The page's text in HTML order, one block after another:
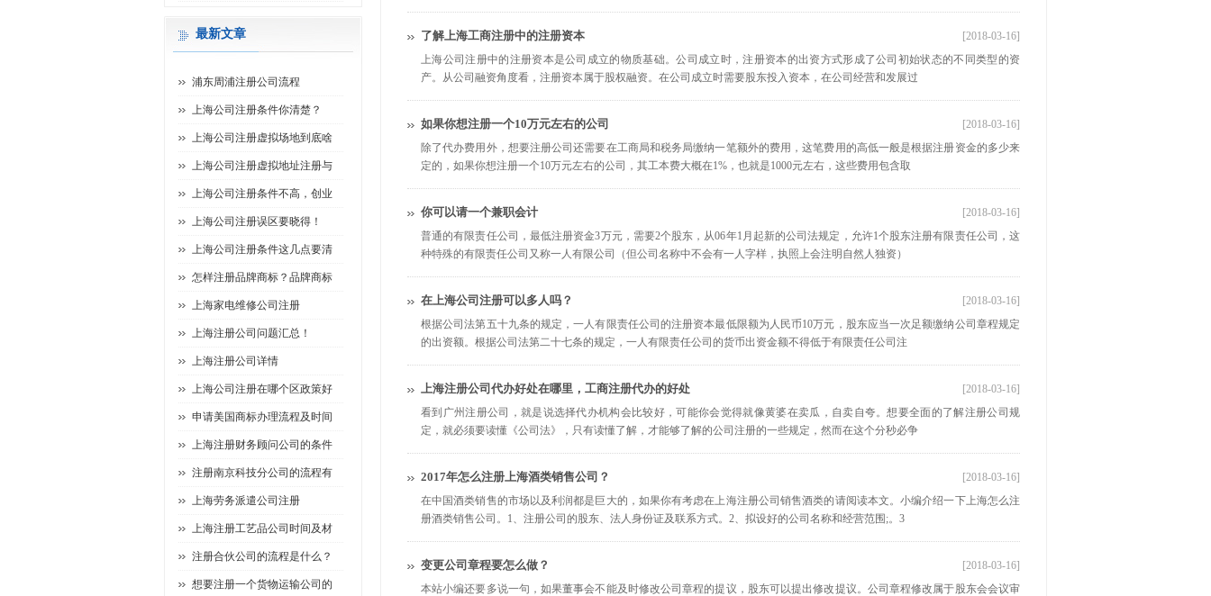
了解上海工商注册中的注册资本
[2018-03-16]
上海公司注册中的注册资本是公司成立的物质基础。公司成立时，注册资本的出资方式形成了公司初始状态的不同类型的资
产。从公司融资角度看，注册资本属于股权融资。在公司成立时需要股东投入资本，在公司经营和发展过
如果你想注册一个10万元左右的公司
[2018-03-16]
除了代办费用外，想要注册公司还需要在工商局和税务局缴纳一笔额外的费用，这笔费用的高低一般是根据注册资金的多少来
定的，如果你想注册一个10万元左右的公司，其工本费大概在1%，也就是1000元左右，这些费用包含取
你可以请一个兼职会计
[2018-03-16]
普通的有限责任公司，最低注册资金3万元，需要2个股东，从06年1月起新的公司法规定，允许1个股东注册有限责任公司，这
种特殊的有限责任公司又称一人有限公司（但公司名称中不会有一人字样，执照上会注明自然人独资）
在上海公司注册可以多人吗？
[2018-03-16]
根据公司法第五十九条的规定，一人有限责任公司的注册资本最低限额为人民币10万元，股东应当一次足额缴纳公司章程规定
的出资额。根据公司法第二十七条的规定，一人有限责任公司的货币出资金额不得低于有限责任公司注
上海注册公司代办好处在哪里，工商注册代办的好处
[2018-03-16]
看到广州注册公司，就是说选择代办机构会比较好，可能你会觉得就像黄婆在卖瓜，自卖自夸。想要全面的了解注册公司规
定，就必须要读懂《公司法》，只有读懂了解，才能够了解的公司注册的一些规定，然而在这个分秒必争
2017年怎么注册上海酒类销售公司？
[2018-03-16]
在中国酒类销售的市场以及利润都是巨大的，如果你有考虑在上海注册公司销售酒类的请阅读本文。小编介绍一下上海怎么注
册酒类销售公司。1、注册公司的股东、法人身份证及联系方式。2、拟设好的公司名称和经营范围;。3
变更公司章程要怎么做？
[2018-03-16]
本站小编还要多说一句，如果董事会不能及时修改公司章程的提议，股东可以提出修改提议。公司章程修改属于股东会会议审
最新文章
浦东周浦注册公司流程
上海公司注册条件你清楚？
上海公司注册虚拟场地到底啥
上海公司注册虚拟地址注册与
上海公司注册条件不高，创业
上海公司注册误区要晓得！
上海公司注册条件这几点要清
怎样注册品牌商标？品牌商标
上海家电维修公司注册
上海注册公司问题汇总！
上海注册公司详情
上海公司注册在哪个区政策好
申请美国商标办理流程及时间
上海注册财务顾问公司的条件
注册南京科技分公司的流程有
上海劳务派遣公司注册
上海注册工艺品公司时间及材
注册合伙公司的流程是什么？
想要注册一个货物运输公司的